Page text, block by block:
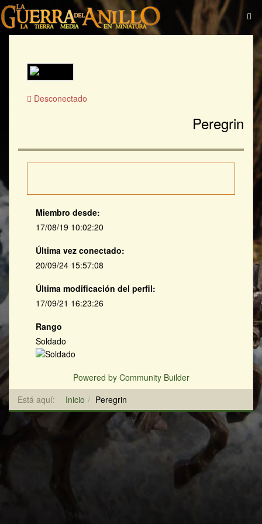
Desconectado
Peregrin
Miembro desde:
17/08/19 10:02:20
Última vez conectado:
20/09/24 15:57:08
Última modificación del perfil:
17/09/21 16:23:26
Rango
Soldado
Powered by Community Builder
Está aquí:
Inicio Peregrin